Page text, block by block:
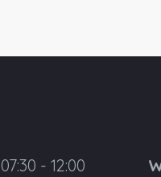
07:30 - 12:00